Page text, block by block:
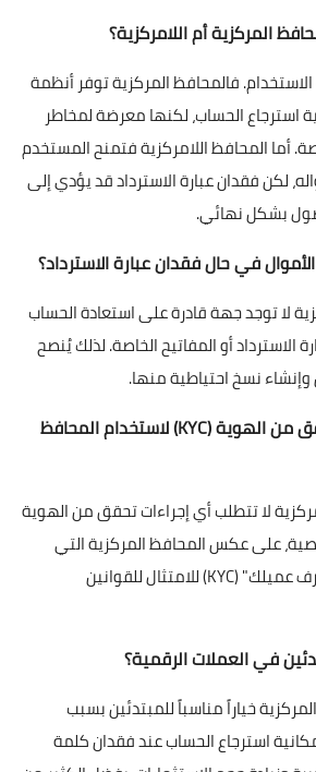
فالمحافظ المركزية توفر أنظمة
استرجاع الحساب، لكنها معرضة لمخاطر
أما المحافظ اللامركزية فتمنح المستخدم
لكن فقدان عبارة الاسترداد قد يؤدي إلى
بشكل نهائي.
لا توجد جهة قادرة على استعادة الحساب
الاسترداد أو المفاتيح الخاصة. لذلك يُنصح
نسخ احتياطية منها.
4. هل أحتاج إلى التحقق من الهوية (KYC) لاستخدام المحافظ
لا تتطلب أي إجراءات تحقق من الهوية
على عكس المحافظ المركزية التي
تفرض عادةً إجراءات "اعرف عميلك" (KYC) للامتثال للقوانين
خياراً مناسباً للمبتدئين بسبب
استرجاع الحساب عند فقدان كلمة